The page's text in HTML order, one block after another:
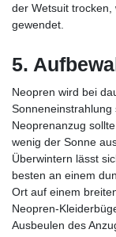
der Wetsuit
gewendet.
5.
Neopren wird bei
Sonneneinstrahlung
Neoprenanzug
wenig der Sonne
Überwintern lässt
besten an einem
Ort auf einem
Neopren-
Ausbeulen des